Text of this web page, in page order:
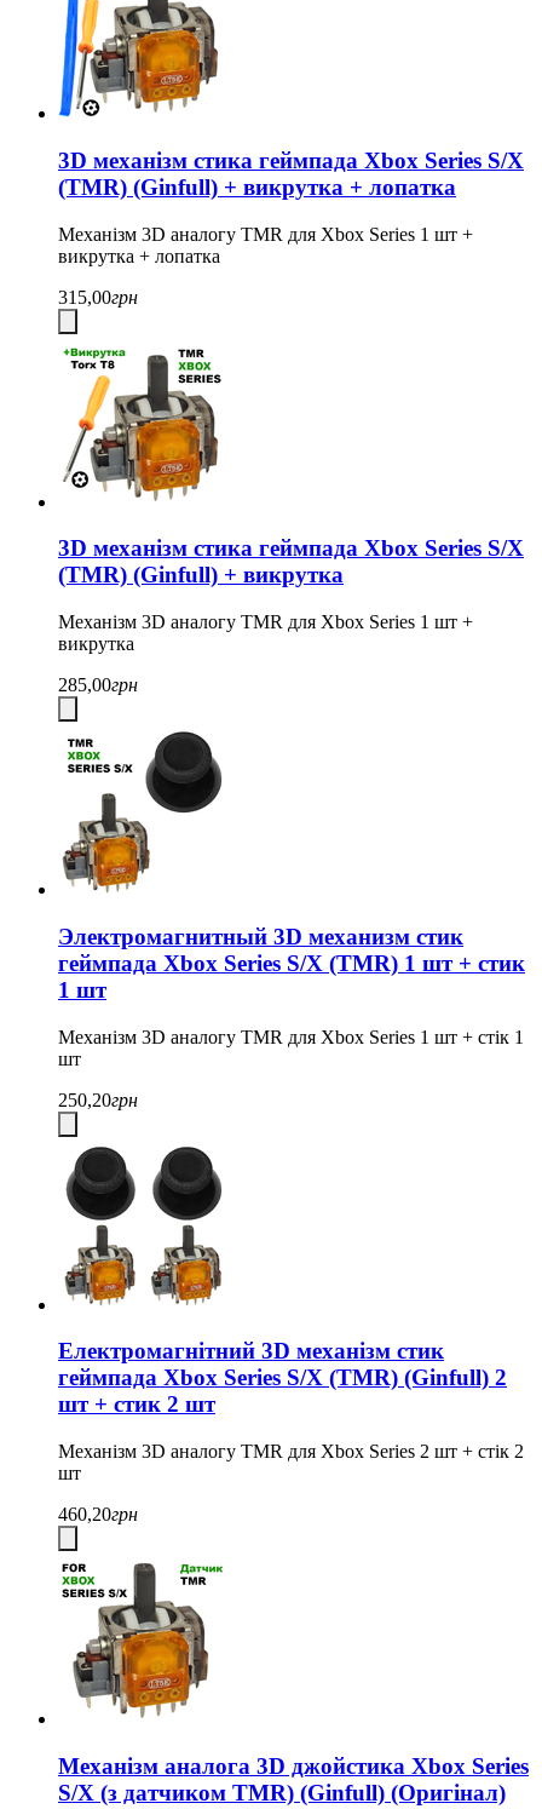
3D механізм стика геймпада Xbox Series S/X
(TMR) (Ginfull) + викрутка + лопатка
Механізм 3D аналогу TMR для Xbox Series 1 шт +
викрутка + лопатка
315,00грн
3D механізм стика геймпада Xbox Series S/X
(TMR) (Ginfull) + викрутка
Механізм 3D аналогу TMR для Xbox Series 1 шт +
викрутка
285,00грн
Электромагнитный 3D механизм стик
геймпада Xbox Series S/X (TMR) 1 шт + стик
1 шт
Механізм 3D аналогу TMR для Xbox Series 1 шт + стік 1
шт
250,20грн
Електромагнітний 3D механізм стик
геймпада Xbox Series S/X (TMR) (Ginfull) 2
шт + стик 2 шт
Механізм 3D аналогу TMR для Xbox Series 2 шт + стік 2
шт
460,20грн
Механізм аналога 3D джойстика Xbox Series
S/X (з датчиком TMR) (Ginfull) (Оригінал)